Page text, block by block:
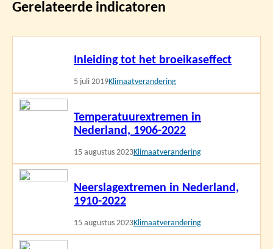
Gerelateerde indicatoren
Inleiding tot het broeikaseffect
5 juli 2019Klimaatverandering
Temperatuurextremen in
Nederland, 1906-2022
15 augustus 2023Klimaatverandering
Lees
Neerslagextremen in Nederland,
1910-2022
15 augustus 2023Klimaatverandering
Lees
Lees